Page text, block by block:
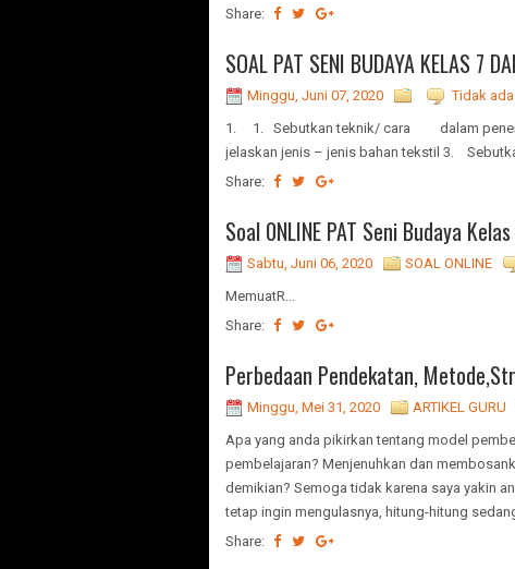
Share:
SOAL PAT SENI BUDAYA KELAS 7
Minggu, Juni 07, 2020
Tidak
1. 1. Sebutkan teknik/ cara dalam
jelaskan jenis – jenis bahan tekstil 3.
Share:
Soal 0NLINE PAT Seni Budaya
Sabtu, Juni 06, 2020 SOAL ONLINE
MemuatR...
Share:
Perbedaan Pendekatan,
Minggu, Mei 31, 2020 ARTIKEL GURU
Apa yang anda pikirkan tentang model
pembelajaran? Menjenuhkan dan
demikian? Semoga tidak karena saya yakin
tetap ingin mengulasnya, hitung-hitung
Share: